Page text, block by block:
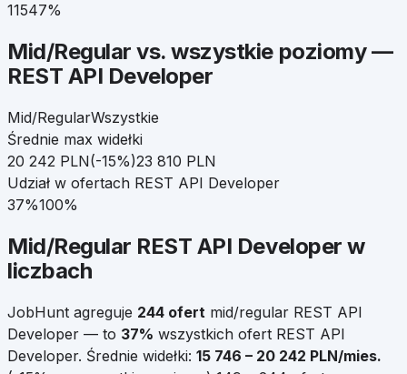
11547%
Mid/Regular vs. wszystkie poziomy —
REST API Developer
Mid/RegularWszystkie
Średnie max widełki
20 242 PLN(-15%)23 810 PLN
Udział w ofertach REST API Developer
37%100%
Mid/Regular REST API Developer w
liczbach
JobHunt agreguje 244 ofert mid/regular REST API
Developer — to 37% wszystkich ofert REST API
Developer. Średnie widełki: 15 746 – 20 242 PLN/mies.